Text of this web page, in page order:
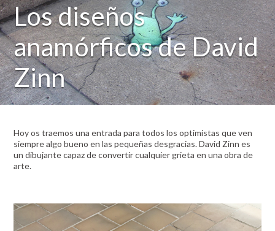
Los diseños
anamórficos de David
Zinn
Hoy os traemos una entrada para todos los optimistas que ven
siempre algo bueno en las pequeñas desgracias. David Zinn es
un dibujante capaz de convertir cualquier grieta en una obra de
arte.